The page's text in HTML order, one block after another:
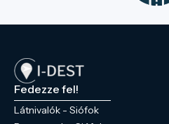
Fedezze fel!
Látnivalók - Siófok